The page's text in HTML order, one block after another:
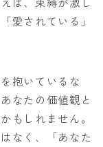
愛されている」
抱いているな
なたの価値観と
もしれません。
なく、「あなた